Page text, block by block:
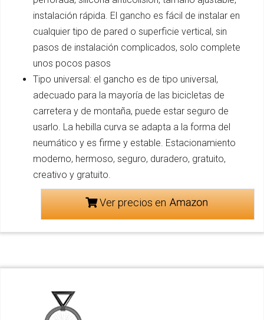
instalación rápida. El gancho es fácil de instalar en
cualquier tipo de pared o superficie vertical, sin
pasos de instalación complicados, solo complete
unos pocos pasos
Tipo universal: el gancho es de tipo universal,
adecuado para la mayoría de las bicicletas de
carretera y de montaña, puede estar seguro de
usarlo. La hebilla curva se adapta a la forma del
neumático y es firme y estable. Estacionamiento
moderno, hermoso, seguro, duradero, gratuito,
creativo y gratuito.
Ver precios en